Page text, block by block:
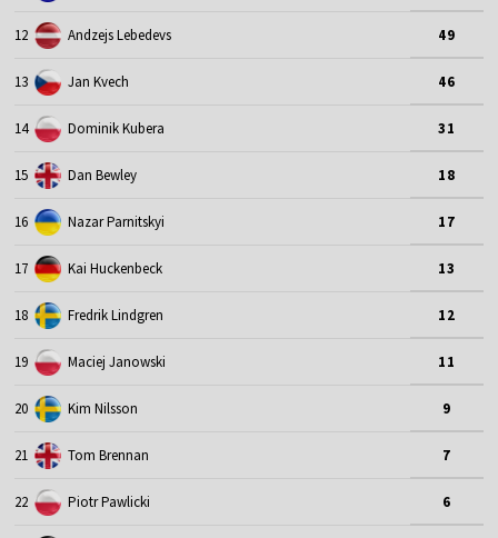
12 Andzejs Lebedevs 49
13 Jan Kvech 46
14 Dominik Kubera 31
15 Dan Bewley 18
16 Nazar Parnitskyi 17
17 Kai Huckenbeck 13
18 Fredrik Lindgren 12
19 Maciej Janowski 11
20 Kim Nilsson 9
21 Tom Brennan 7
22 Piotr Pawlicki 6